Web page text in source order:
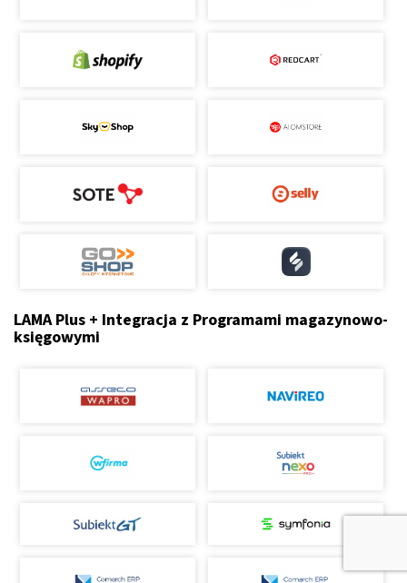
LAMA Plus + Integracja z Programami magazynowo-
księgowymi